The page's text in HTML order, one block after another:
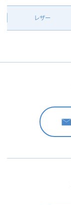
レザー